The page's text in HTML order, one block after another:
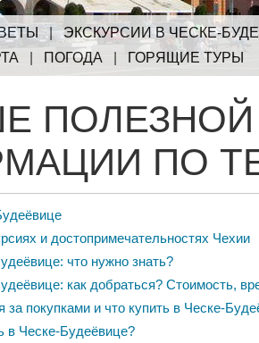
|ЭКСКУРСИИ В ЧЕСКЕ-
ПОГОДА ГОРЯЩИЕ ТУРЫ
ПОЛЕЗНОЙ
ПО
и достопримечательностях Чехии
что нужно знать?
как добраться? Стоимость,
за покупками и что купить в Ческе-
в Ческе-Будеёвице?